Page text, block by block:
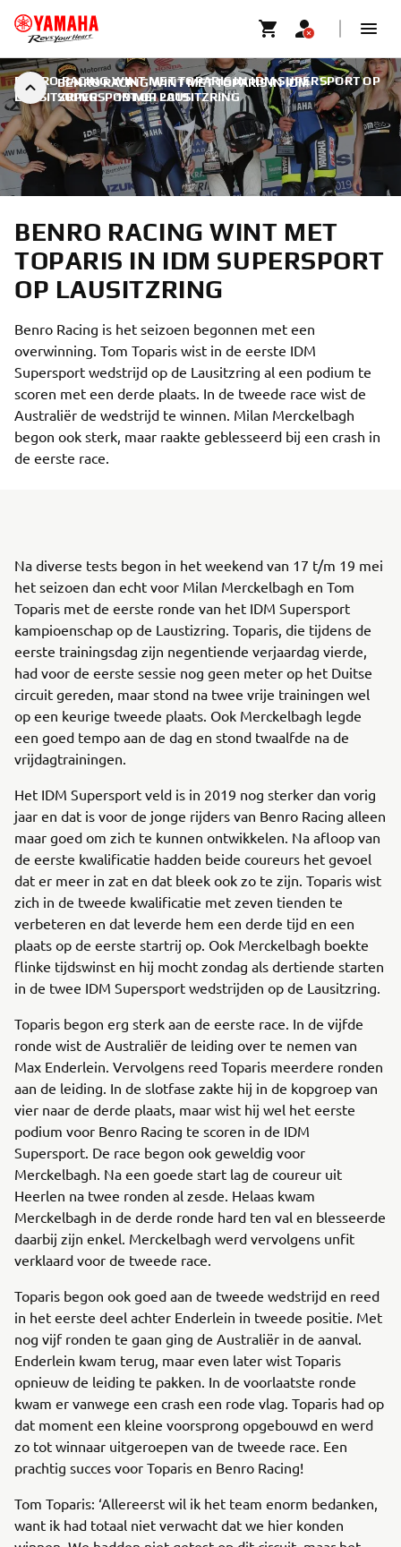
BENRO RACING WINT MET TOPARIS IN IDM
SUPERSPORT OP LAUSITZRING
BENRO RACING WINT MET TOPARIS IN IDM SUPERSPORT OP
LAUSITZRING | 19 MEI 2019
BENRO RACING WINT MET
TOPARIS IN IDM SUPERSPORT
OP LAUSITZRING
Benro Racing is het seizoen begonnen met een
overwinning. Tom Toparis wist in de eerste IDM
Supersport wedstrijd op de Lausitzring al een podium te
scoren met een derde plaats. In de tweede race wist de
Australiër de wedstrijd te winnen. Milan Merckelbagh
begon ook sterk, maar raakte geblesseerd bij een crash in
de eerste race.
Na diverse tests begon in het weekend van 17 t/m 19 mei
het seizoen dan echt voor Milan Merckelbagh en Tom
Toparis met de eerste ronde van het IDM Supersport
kampioenschap op de Laustizring. Toparis, die tijdens de
eerste trainingsdag zijn negentiende verjaardag vierde,
had voor de eerste sessie nog geen meter op het Duitse
circuit gereden, maar stond na twee vrije trainingen wel
op een keurige tweede plaats. Ook Merckelbagh legde
een goed tempo aan de dag en stond twaalfde na de
vrijdagtrainingen.
Het IDM Supersport veld is in 2019 nog sterker dan vorig
jaar en dat is voor de jonge rijders van Benro Racing alleen
maar goed om zich te kunnen ontwikkelen. Na afloop van
de eerste kwalificatie hadden beide coureurs het gevoel
dat er meer in zat en dat bleek ook zo te zijn. Toparis wist
zich in de tweede kwalificatie met zeven tienden te
verbeteren en dat leverde hem een derde tijd en een
plaats op de eerste startrij op. Ook Merckelbagh boekte
flinke tijdswinst en hij mocht zondag als dertiende starten
in de twee IDM Supersport wedstrijden op de Lausitzring.
Toparis begon erg sterk aan de eerste race. In de vijfde
ronde wist de Australiër de leiding over te nemen van
Max Enderlein. Vervolgens reed Toparis meerdere ronden
aan de leiding. In de slotfase zakte hij in de kopgroep van
vier naar de derde plaats, maar wist hij wel het eerste
podium voor Benro Racing te scoren in de IDM
Supersport. De race begon ook geweldig voor
Merckelbagh. Na een goede start lag de coureur uit
Heerlen na twee ronden al zesde. Helaas kwam
Merckelbagh in de derde ronde hard ten val en blesseerde
daarbij zijn enkel. Merckelbagh werd vervolgens unfit
verklaard voor de tweede race.
Toparis begon ook goed aan de tweede wedstrijd en reed
in het eerste deel achter Enderlein in tweede positie. Met
nog vijf ronden te gaan ging de Australiër in de aanval.
Enderlein kwam terug, maar even later wist Toparis
opnieuw de leiding te pakken. In de voorlaatste ronde
kwam er vanwege een crash een rode vlag. Toparis had op
dat moment een kleine voorsprong opgebouwd en werd
zo tot winnaar uitgeroepen van de tweede race. Een
prachtig succes voor Toparis en Benro Racing!
Tom Toparis: ‘Allereerst wil ik het team enorm bedanken,
want ik had totaal niet verwacht dat we hier konden